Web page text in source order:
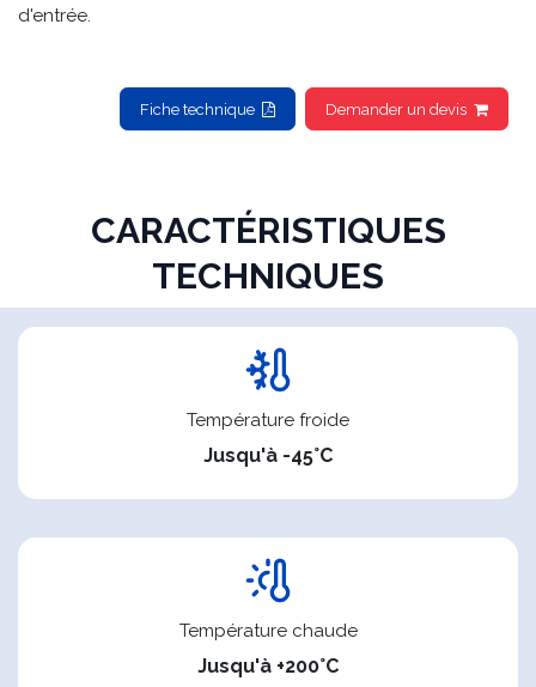
d'entrée.
Fiche technique Demander un devis
​CARACTÉRISTIQUES
TECHNIQUES
Température froide
Jusqu'à -45°C
Température chaude
Jusqu'à +200°C